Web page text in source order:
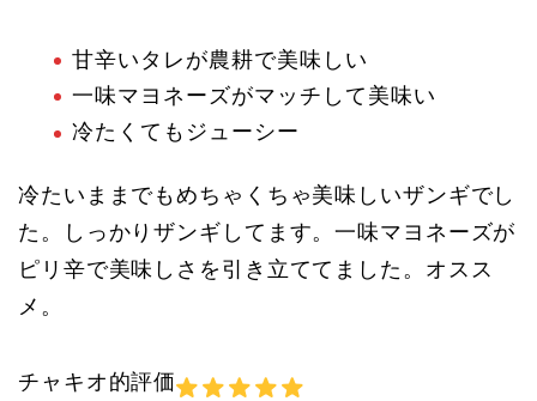
甘辛いタレが農耕で美味しい
一味マヨネーズがマッチして美味い
冷たくてもジューシー
冷たいままでもめちゃくちゃ美味しいザンギでし
た。しっかりザンギしてます。一味マヨネーズが
ピリ辛で美味しさを引き立ててました。オスス
メ。
チャキオ的評価